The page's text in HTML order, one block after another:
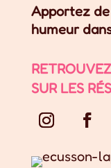
Apportez
humeur
SUR LES